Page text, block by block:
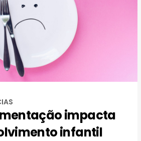
impacta
infantil